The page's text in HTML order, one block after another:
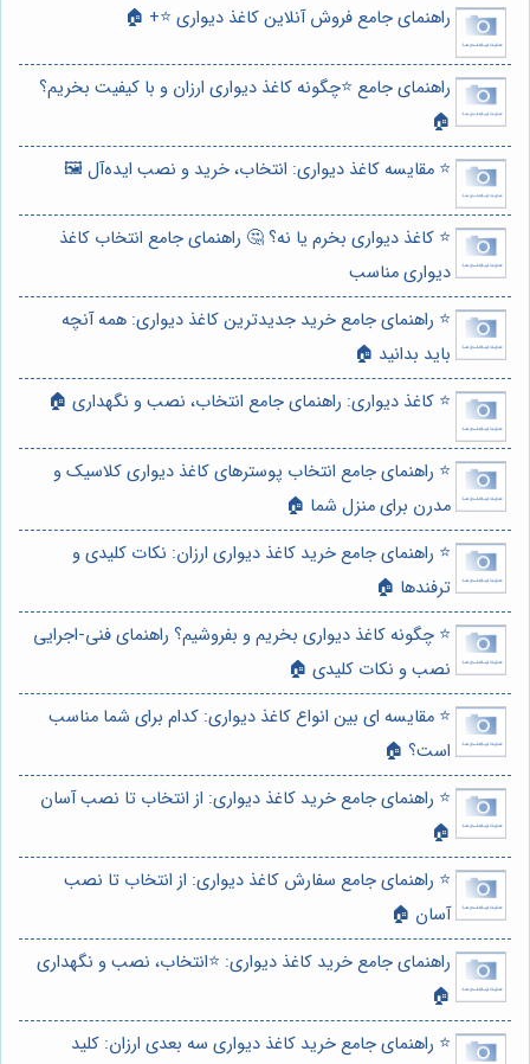
راهنمای جامع فروش آنلاین کاغذ دیواری ⭐️+ 🏠
راهنمای جامع ⭐️چگونه کاغذ دیواری ارزان و با کیفیت بخریم؟
🏠
⭐️ مقایسه کاغذ دیواری: انتخاب، خرید و نصب ایده‌آل 🖼️
⭐️ کاغذ دیواری بخرم یا نه؟ 🤔 راهنمای جامع انتخاب کاغذ
دیواری مناسب
⭐️ راهنمای جامع خرید جدیدترین کاغذ دیواری: همه آنچه
باید بدانید 🏠
⭐️ کاغذ دیواری: راهنمای جامع انتخاب، نصب و نگهداری 🏠
⭐️ راهنمای جامع انتخاب پوسترهای کاغذ دیواری کلاسیک و
مدرن برای منزل شما 🏠
⭐️ راهنمای جامع خرید کاغذ دیواری ارزان: نکات کلیدی و
ترفندها 🏠
⭐️ چگونه کاغذ دیواری بخریم و بفروشیم؟ راهنمای فنی-اجرایی
نصب و نکات کلیدی 🏠
⭐️ مقایسه ای بین انواع کاغذ دیواری: کدام برای شما مناسب
است؟ 🏠
⭐️ راهنمای جامع خرید کاغذ دیواری: از انتخاب تا نصب آسان
🏠
⭐️ راهنمای جامع سفارش کاغذ دیواری: از انتخاب تا نصب
آسان 🏠
راهنمای جامع خرید کاغذ دیواری: ⭐️انتخاب، نصب و نگهداری
🏠
⭐️ راهنمای جامع خرید کاغذ دیواری سه بعدی ارزان: کلید